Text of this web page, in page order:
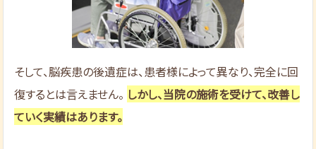
そして、脳疾患の後遺症は、患者様によって異なり、完全に回
復するとは言えません。 しかし、当院の施術を受けて、改善し
ていく実績はあります。